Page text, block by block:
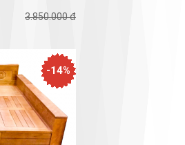
3.850.000 đ
-14%